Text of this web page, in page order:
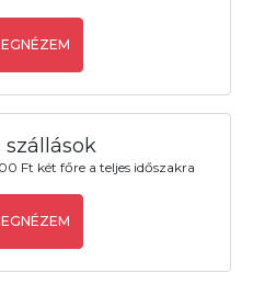
szállások
Ft két főre a teljes időszakra